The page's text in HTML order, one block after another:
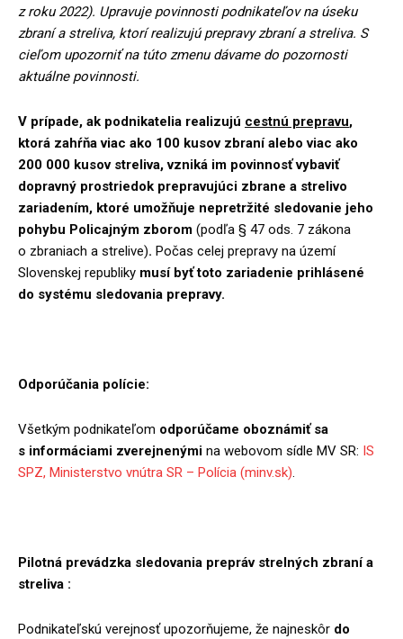
z roku 2022). Upravuje povinnosti podnikateľov na úseku
zbraní a streliva, ktorí realizujú prepravy zbraní a streliva. S
cieľom upozorniť na túto zmenu dávame do pozornosti
aktuálne povinnosti.
V prípade, ak podnikatelia realizujú cestnú prepravu,
ktorá zahŕňa viac ako 100 kusov zbraní alebo viac ako
200 000 kusov streliva, vzniká im povinnosť vybaviť
dopravný prostriedok prepravujúci zbrane a strelivo
zariadením, ktoré umožňuje nepretržité sledovanie jeho
pohybu Policajným zborom (podľa § 47 ods. 7 zákona
o zbraniach a strelive). Počas celej prepravy na území
Slovenskej republiky musí byť toto zariadenie prihlásené
do systému sledovania prepravy.
Odporúčania polície:
Všetkým podnikateľom odporúčame oboznámiť sa
s informáciami zverejnenými na webovom sídle MV SR: IS
SPZ, Ministerstvo vnútra SR – Polícia (minv.sk).
Pilotná prevádzka sledovania prepráv strelných zbraní a
streliva :
Podnikateľskú verejnosť upozorňujeme, že najneskôr do